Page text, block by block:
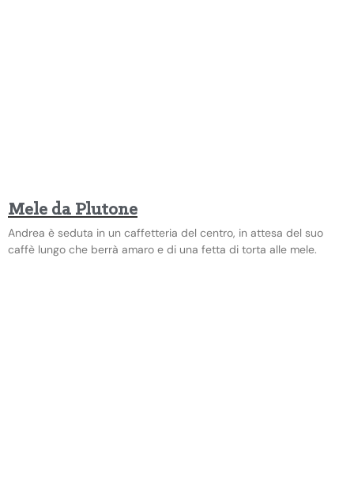
Mele da Plutone
Andrea è seduta in un caffetteria del centro, in attesa del suo
caffè lungo che berrà amaro e di una fetta di torta alle mele.